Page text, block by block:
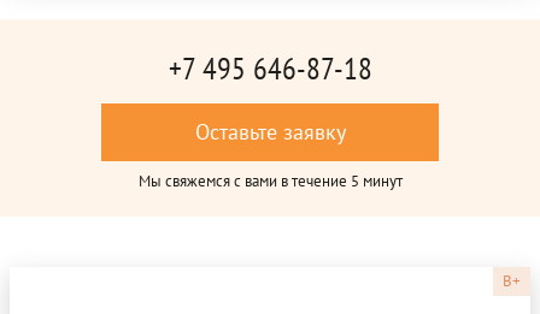
+7 495 646-87-18
Оставьте заявку
Мы свяжемся с вами в течение 5 минут
B+